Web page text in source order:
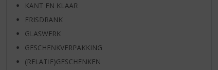
KANT EN KLAAR
FRISDRANK
GLASWERK
GESCHENKVERPAKKING
(RELATIE)GESCHENKEN